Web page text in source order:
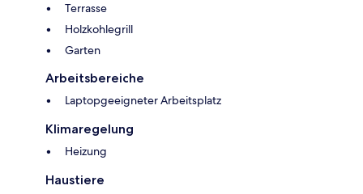
Terrasse
Holzkohlegrill
Garten
Arbeitsbereiche
Laptopgeeigneter Arbeitsplatz
Klimaregelung
Heizung
Haustiere